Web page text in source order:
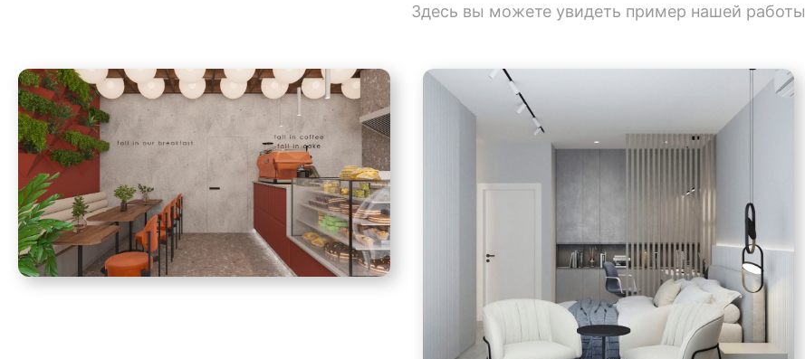
Здесь вы можете увидеть пример нашей работы